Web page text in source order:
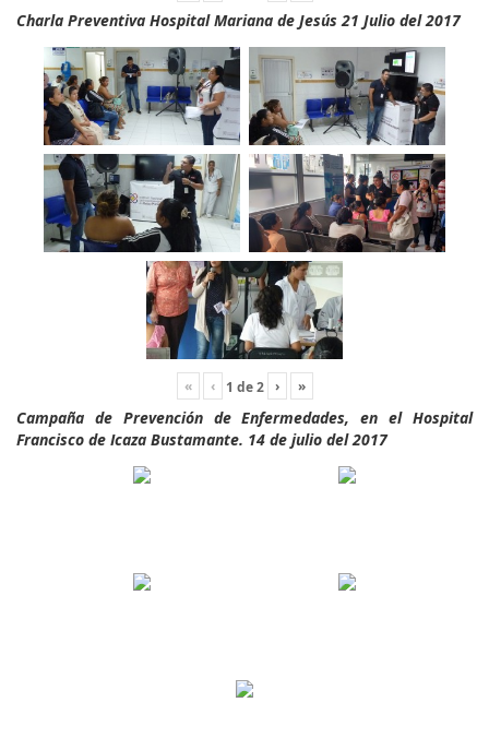
Charla Preventiva Hospital Mariana de Jesús 21 Julio del 2017
« ‹ 1 de2 › »
Campaña de Prevención de Enfermedades, en el Hospital
Francisco de Icaza Bustamante. 14 de julio del 2017